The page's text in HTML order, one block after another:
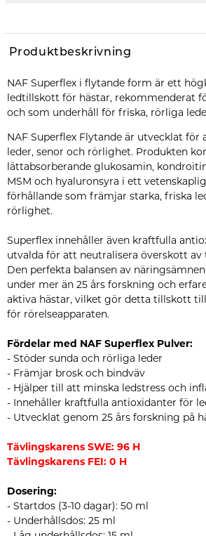
Produktbeskrivning
NAF Superflex i flytande form är ett
ledtillskott för hästar, rekommenderat
och som underhåll för friska, rörliga
NAF Superflex Flytande är utvecklat för
leder, senor och rörlighet. Produkten
lättabsorberande glukosamin,
MSM och hyaluronsyra i ett
förhållande som främjar starka, friska
rörlighet.
Superflex innehåller även kraftfulla
utvalda för att neutralisera överskott av
Den perfekta balansen av
under mer än 25 års forskning och
aktiva hästar, vilket gör detta tillskott
för rörelseapparaten.
Fördelar med NAF Superflex Pulver:
- Stöder sunda och rörliga leder
- Främjar brosk och bindväv
- Hjälper till att minska ledstress och
- Innehåller kraftfulla antioxidanter för
- Utvecklat genom 25 års forskning på
Tävlingskarens SWE: 96 H
Tävlingskarens FEI: 0 H
Dosering:
- Startdos (3-10 dagar): 50 ml
- Underhållsdos: 25 ml